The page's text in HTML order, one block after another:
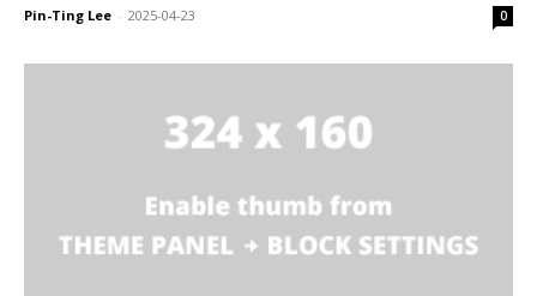
Pin-Ting Lee - 2025-04-23 0